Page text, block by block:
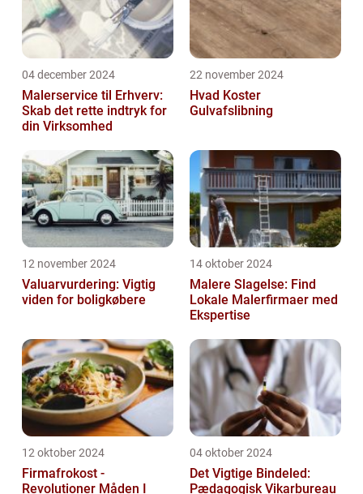
04 december 2024
Malerservice til Erhverv:
Skab det rette indtryk for
din Virksomhed
22 november 2024
Hvad Koster
Gulvafslibning
12 november 2024
Valuarvurdering: Vigtig
viden for boligkøbere
14 oktober 2024
Malere Slagelse: Find
Lokale Malerfirmaer med
Ekspertise
12 oktober 2024
Firmafrokost -
Revolutioner Måden I
04 oktober 2024
Det Vigtige Bindeled:
Pædagogisk Vikarbureau